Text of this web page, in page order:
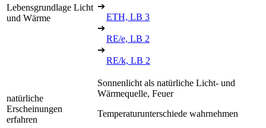
Lebensgrundlage Licht
und Wärme
➔
ETH, LB 3
➔
RE/e, LB 2
➔
RE/k, LB 2
natürliche
Erscheinungen
erfahren
Sonnenlicht als natürliche Licht- und
Wärmequelle, Feuer
Temperaturunterschiede wahrnehmen